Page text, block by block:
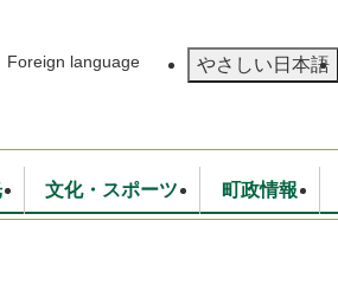
Foreign language やさしい日本語
文化・スポーツ 町政情報